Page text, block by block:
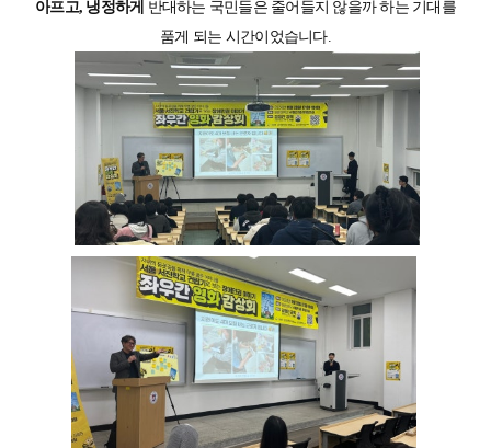
아프고, 냉정하게 반대하는 국민들은 줄어들지 않을까 하는 기대를
품게 되는 시간이었습니다.